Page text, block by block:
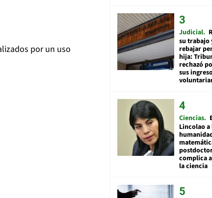
por un uso
Judicial
su trabajo
rebajar
hija:
rechazó
sus
Ciencias
Lincolao a
complica
la ciencia